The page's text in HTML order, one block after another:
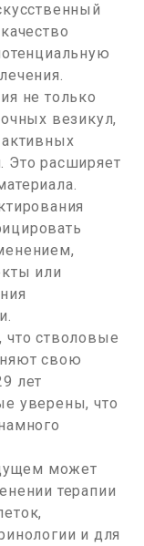
не только
везикул,
Это расширяет
или
стволовые
свою
лет
уверены, что
может
терапии
и для